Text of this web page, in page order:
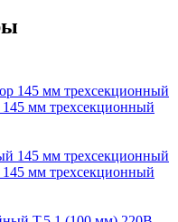
мм трехсекционный
мм трехсекционный